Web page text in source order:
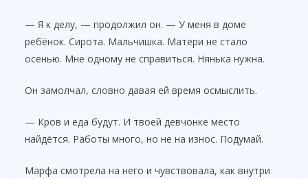
— Я к делу, — продолжил он. — У меня в доме
ребёнок. Сирота. Мальчишка. Матери не стало
осенью. Мне одному не справиться. Нянька нужна.
Он замолчал, словно давая ей время осмыслить.
— Кров и еда будут. И твоей девчонке место
найдётся. Работы много, но не на износ. Подумай.
Марфа смотрела на него и чувствовала, как внутри